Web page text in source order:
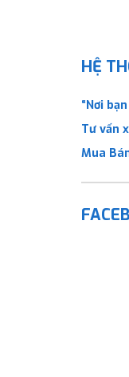
HỆ
“Nơi
Tư vấn
Mua